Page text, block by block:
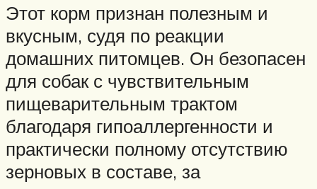
Этот корм признан полезным и
вкусным, судя по реакции
домашних питомцев. Он безопасен
для собак с чувствительным
пищеварительным трактом
благодаря гипоаллергенности и
практически полному отсутствию
зерновых в составе, за